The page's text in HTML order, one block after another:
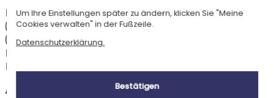
Die Versandkosten und Lieferzeiten können je nach Ihrem Wohnort
(abgelegene oder entlegene Gebiete) und dem Gewicht des Pakets
(Anzahl der bestellten Artikel) variieren. Über die genauen Kosten und
Lieferzeiten für jede Versandart informieren wir Sie, nachdem Sie Ihre
Lieferadresse angegeben haben.
Andere Länder
Um Ihre Einstellungen später zu ändern, klicken Sie "Meine
Cookies verwalten" in der Fußzeile.
Datenschutzerklärung.
Bestätigen